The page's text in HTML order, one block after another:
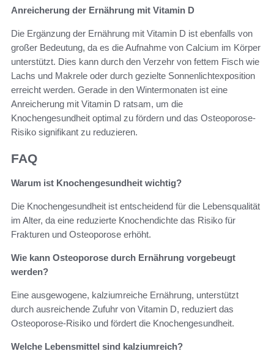
Anreicherung der Ernährung mit Vitamin D
Die Ergänzung der Ernährung mit Vitamin D ist ebenfalls von
großer Bedeutung, da es die Aufnahme von Calcium im Körper
unterstützt. Dies kann durch den Verzehr von fettem Fisch wie
Lachs und Makrele oder durch gezielte Sonnenlichtexposition
erreicht werden. Gerade in den Wintermonaten ist eine
Anreicherung mit Vitamin D ratsam, um die
Knochengesundheit optimal zu fördern und das Osteoporose-
Risiko signifikant zu reduzieren.
FAQ
Warum ist Knochengesundheit wichtig?
Die Knochengesundheit ist entscheidend für die Lebensqualität
im Alter, da eine reduzierte Knochendichte das Risiko für
Frakturen und Osteoporose erhöht.
Wie kann Osteoporose durch Ernährung vorgebeugt
werden?
Eine ausgewogene, kalziumreiche Ernährung, unterstützt
durch ausreichende Zufuhr von Vitamin D, reduziert das
Osteoporose-Risiko und fördert die Knochengesundheit.
Welche Lebensmittel sind kalziumreich?